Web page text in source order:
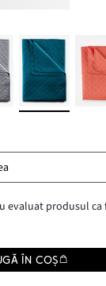
evaluat produsul
ÎN COȘ